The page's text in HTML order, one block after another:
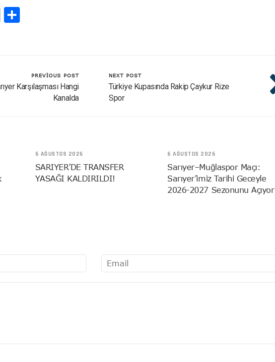
X
PREVIOUS POST
Karşılaşması Hangi
Kanalda
NEXT POST
Türkiye Kupasında Rakip Çaykur Rize
Spor
6 AĞUSTOS 2026
SARIYER’DE TRANSFER
YASAĞI KALDIRILDI!
6 AĞUSTOS 2026
Sarıyer–Muğlaspor Maçı:
Sarıyer’imiz Tarihi Geceyle
2026-2027 Sezonunu Açıyor